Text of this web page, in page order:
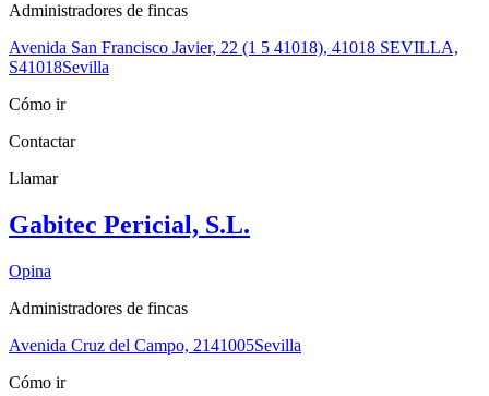
Administradores de fincas
Avenida San Francisco Javier, 22 (1 5 41018), 41018 SEVILLA,
S41018Sevilla
Cómo ir
Contactar
Llamar
Gabitec Pericial, S.L.
Opina
Administradores de fincas
Avenida Cruz del Campo, 2141005Sevilla
Cómo ir